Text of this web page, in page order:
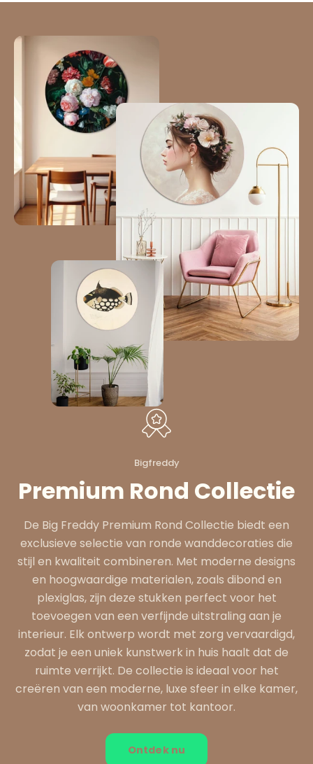
Bigfreddy
Premium Rond Collectie
De Big Freddy Premium Rond Collectie biedt een
exclusieve selectie van ronde wanddecoraties die
stijl en kwaliteit combineren. Met moderne designs
en hoogwaardige materialen, zoals dibond en
plexiglas, zijn deze stukken perfect voor het
toevoegen van een verfijnde uitstraling aan je
interieur. Elk ontwerp wordt met zorg vervaardigd,
zodat je een uniek kunstwerk in huis haalt dat de
ruimte verrijkt. De collectie is ideaal voor het
creëren van een moderne, luxe sfeer in elke kamer,
van woonkamer tot kantoor.
Ontdek nu